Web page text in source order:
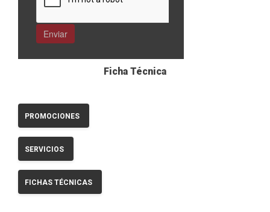
Ficha Técnica
PROMOCIONES
SERVICIOS
FICHAS TÉCNICAS